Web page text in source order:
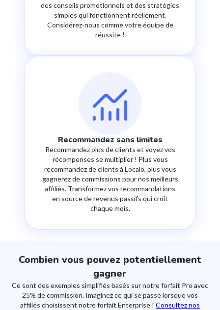
des conseils promotionnels et des stratégies
simples qui fonctionnent réellement.
Considérez-nous comme votre équipe de
réussite !
Recommandez sans limites
Recommandez plus de clients et voyez vos
récompenses se multiplier ! Plus vous
recommandez de clients à Localo, plus vous
gagnerez de commissions pour nos meilleurs
affiliés. Transformez vos recommandations
en source de revenus passifs qui croît
chaque mois.
Combien vous pouvez potentiellement
gagner
Ce sont des exemples simplifiés basés sur notre forfait Pro avec
25% de commission. Imaginez ce qui se passe lorsque vos
affiliés choisissent notre forfait Enterprise ! Consultez nos